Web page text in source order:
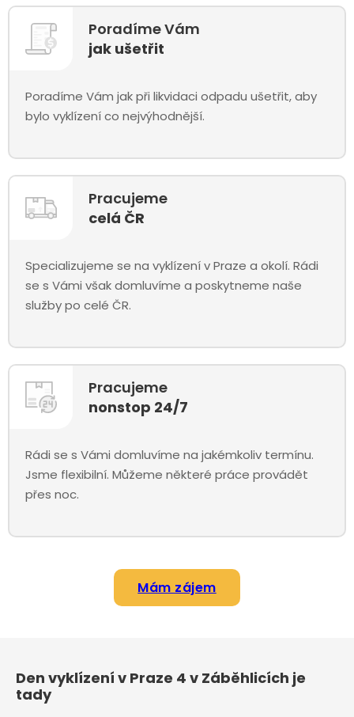
Poradíme Vám
jak ušetřit
Poradíme Vám jak při likvidaci odpadu ušetřit, aby
bylo vyklízení co nejvýhodnější.
Pracujeme
celá ČR
Specializujeme se na vyklízení v Praze a okolí. Rádi
se s Vámi však domluvíme a poskytneme naše
služby po celé ČR.
Pracujeme
nonstop 24/7
Rádi se s Vámi domluvíme na jakémkoliv termínu.
Jsme flexibilní. Můžeme některé práce provádět
přes noc.
Mám zájem
Den vyklízení v Praze 4 v Záběhlicích je
tady